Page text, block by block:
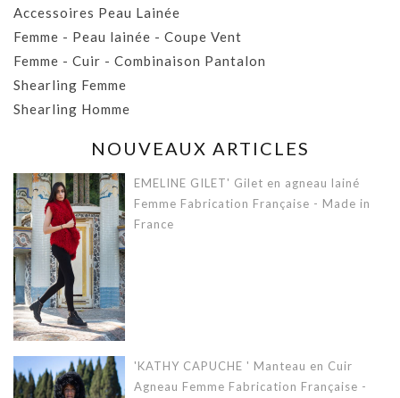
Accessoires Peau Lainée
Femme - Peau lainée - Coupe Vent
Femme - Cuir - Combinaison Pantalon
Shearling Femme
Shearling Homme
NOUVEAUX ARTICLES
EMELINE GILET' Gilet en agneau lainé
Femme Fabrication Française - Made in
France
'KATHY CAPUCHE ' Manteau en Cuir
Agneau Femme Fabrication Française -